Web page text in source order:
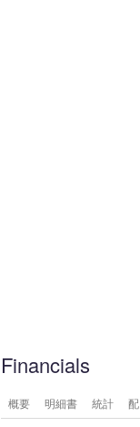
Financials
概要 明細書 統計